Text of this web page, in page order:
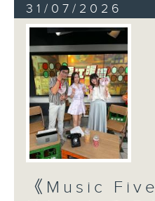
31/07/2026
《Music